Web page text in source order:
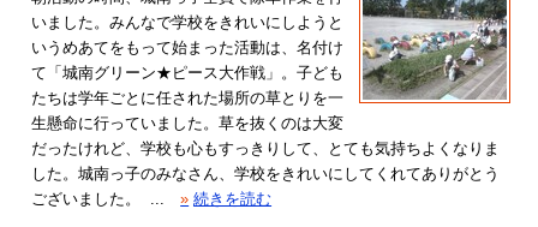
いました。みんなで学校をきれいにしようと
いうめあてをもって始まった活動は、名付け
て「城南グリーン★ピース大作戦」。子ども
たちは学年ごとに任された場所の草とりを一
生懸命に行っていました。草を抜くのは大変
だったけれど、学校も心もすっきりして、とても気持ちよくなりま
した。城南っ子のみなさん、学校をきれいにしてくれてありがとう
ございました。 ...
» 続きを読む